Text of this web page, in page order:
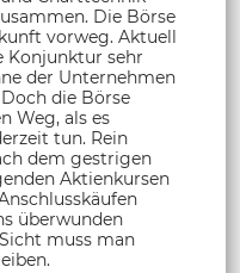
Die Börse
vorweg. Aktuell
Konjunktur sehr
der Unternehmen
die Börse
Weg, als es
tun. Rein
dem gestrigen
Aktienkursen
überwunden
muss man